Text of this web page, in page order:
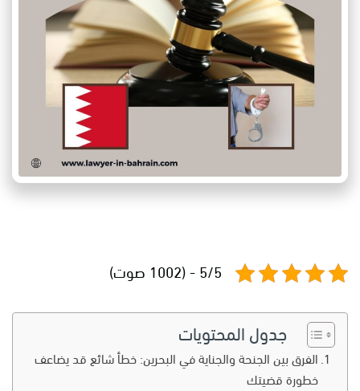
5/5 - (1002 صوت)
جدول المحتويات
الفرق بين الجنحة والجناية في البحرين: خطأ شائع قد يضاعف
خطورة قضيتك